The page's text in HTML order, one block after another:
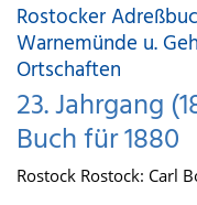
Rostocker
Warnemünde u.
Ortschaften
23. Jahrgang
Buch für 1880
Rostock Rostock: Carl